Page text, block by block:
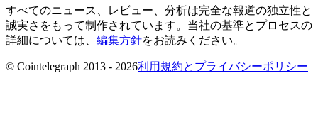
すべてのニュース、レビュー、分析は完全な報道の独立性と
誠実さをもって制作されています。当社の基準とプロセスの
詳細については、 編集方針をお読みください。
© Cointelegraph 2013 - 2026利用規約とプライバシーポリシー